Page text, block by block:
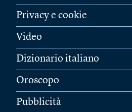
Privacy e cookie
Video
Dizionario italiano
Oroscopo
Pubblicità